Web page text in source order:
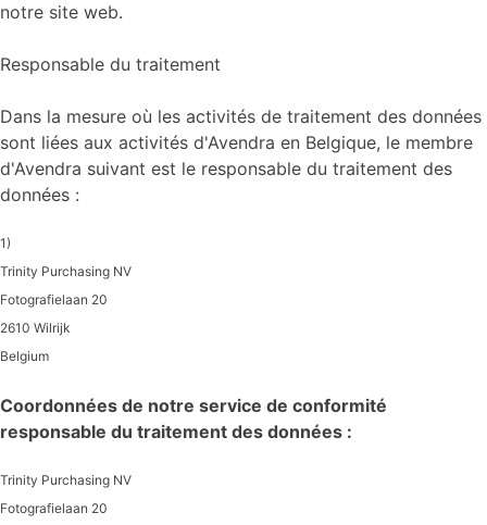
notre site web.
Responsable du traitement
Dans la mesure où les activités de traitement des données
sont liées aux activités d'Avendra en Belgique, le membre
d'Avendra suivant est le responsable du traitement des
données :
1)
Trinity Purchasing NV
Fotografielaan 20
2610 Wilrijk
Belgium
Coordonnées de notre service de conformité
responsable du traitement des données :
Trinity Purchasing NV
Fotografielaan 20